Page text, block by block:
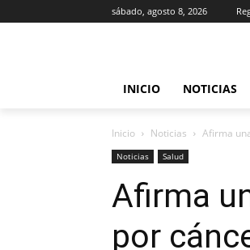
sábado, agosto 8, 2026
INICIO NOTICIAS
Inicio Noticias Afirma
Noticias Salud
Afirma
por